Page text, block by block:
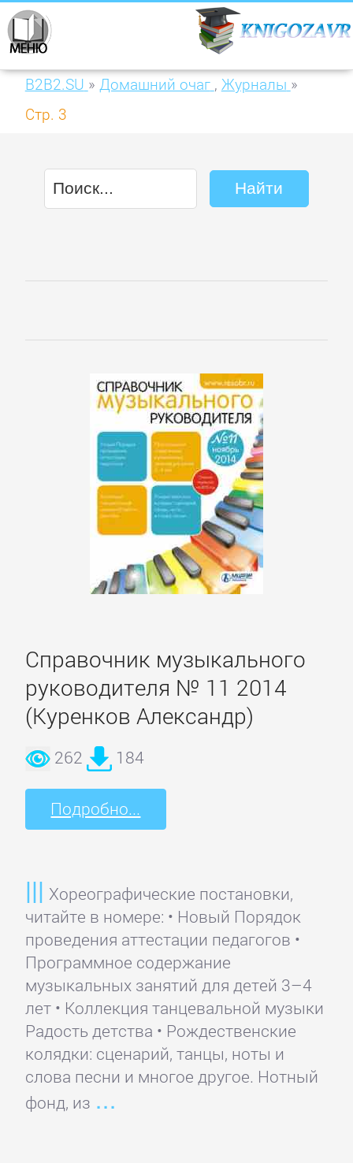
B2B2.SU » Домашний очаг , Журналы »
Стр. 3
Справочник музыкального
руководителя № 11 2014
(Куренков Александр)
262 184
Подробно...
Хореографические постановки,
читайте в номере: • Новый Порядок
проведения аттестации педагогов •
Программное содержание
музыкальных занятий для детей 3–4
лет • Коллекция танцевальной музыки
Радость детства • Рождественские
колядки: сценарий, танцы, ноты и
слова песни и многое другое. Нотный
фонд, из